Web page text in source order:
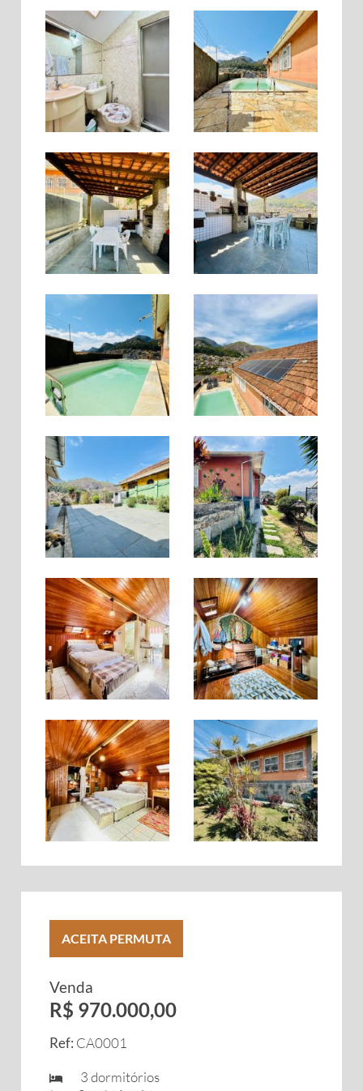
ACEITA PERMUTA
Venda
R$ 970.000,00
Ref: CA0001
3 dormitórios